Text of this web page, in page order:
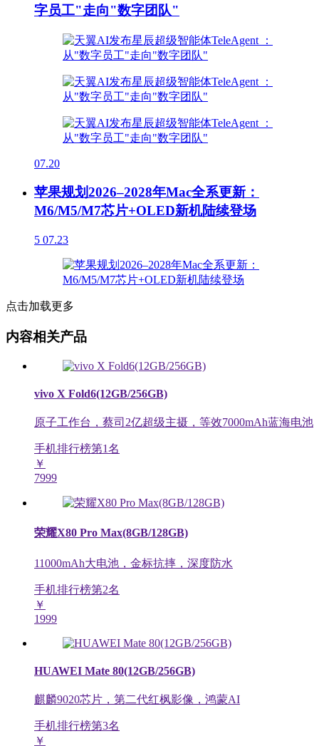
字员工"走向"数字团队"
07.20
苹果规划2026–2028年Mac全系更新：
M6/M5/M7芯片+OLED新机陆续登场
5 07.23
点击加载更多
内容相关产品
vivo X Fold6(12GB/256GB)
原子工作台，蔡司2亿超级主摄，等效7000mAh蓝海电池
手机排行榜第1名
￥
7999
荣耀X80 Pro Max(8GB/128GB)
11000mAh大电池，金标抗摔，深度防水
手机排行榜第2名
￥
1999
HUAWEI Mate 80(12GB/256GB)
麒麟9020芯片，第二代红枫影像，鸿蒙AI
手机排行榜第3名
￥